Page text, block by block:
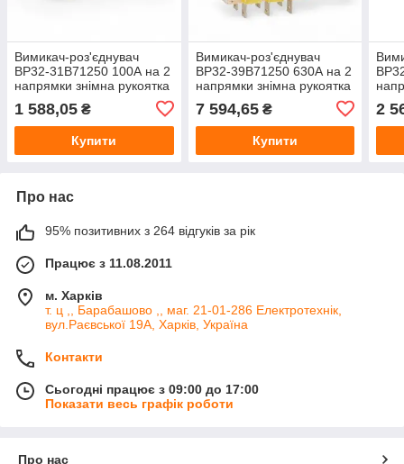
Вимикач-роз'єднувач
ВР32-31B71250 100А на 2
напрямки знімна рукоятка
1 588,05 ₴
Купити
Вимикач-роз'єднувач
ВР32-39B71250 630А на 2
напрямки знімна рукоятка
7 594,65₴
Купити
2
Про нас
95% позитивних з 264 відгуків за рік
Працює з 11.08.2011
м. Харків
т. ц ,, Барабашово ,, маг. 21-01-286 Електротехнік,
вул.Раєвської 19А, Харків, Україна
Контакти
Сьогодні працює з 09:00 до 17:00
Показати весь графік роботи
Про нас